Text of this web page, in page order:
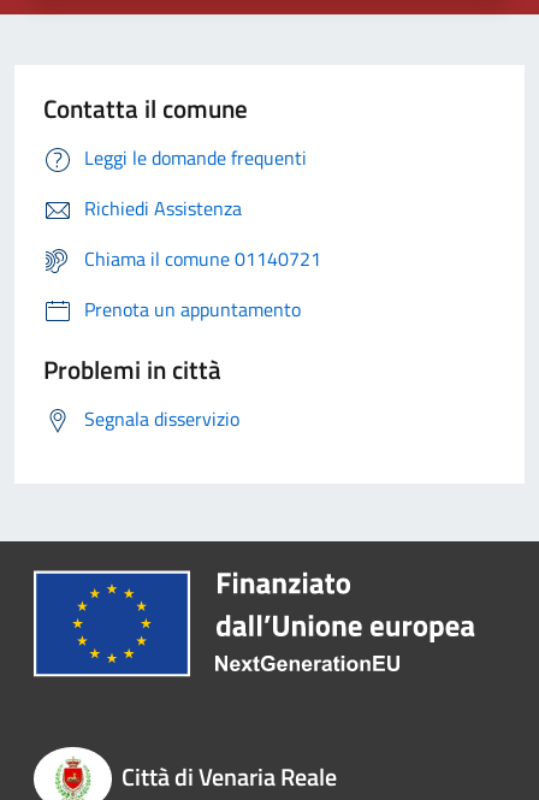
Contatta il comune
Leggi le domande frequenti
Richiedi Assistenza
Chiama il comune 01140721
Prenota un appuntamento
Problemi in città
Segnala disservizio
Città di Venaria Reale